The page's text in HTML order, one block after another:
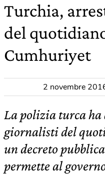
Turchia,
del
Cumhuriyet
2 novembre
La polizia turca ha
giornalisti del
un decreto
permette al